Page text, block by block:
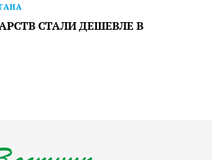
СТАЛИ ДЕШЕВЛЕ В